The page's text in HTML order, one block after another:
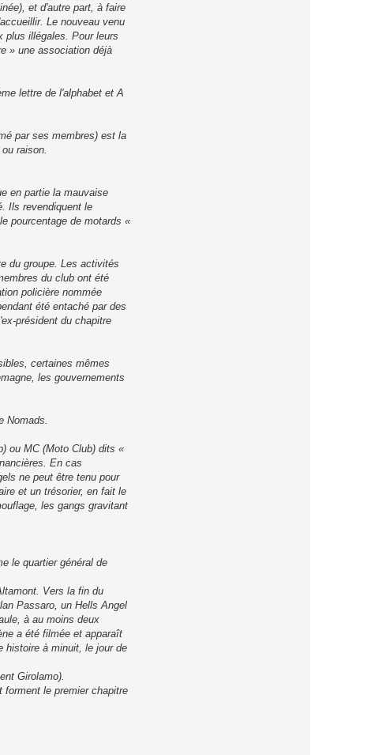
et d'autre part, à faire
Le nouveau venu
plus illégales. Pour leurs
» une association déjà
lettre de l'alphabet et A
par ses membres) est la
raison.
en partie la mauvaise
Ils revendiquent le
pourcentage de motards «
du groupe. Les activités
du club ont été
policière nommée
été entaché par des
président du chapitre
certaines mêmes
les gouvernements
Nomads.
ou MC (Moto Club) dits «
En cas
ne peut être tenu pour
et un trésorier, en fait le
les gangs gravitant
le quartier général de
Vers la fin du
Passaro, un Hells Angel
à au moins deux
a été filmée et apparaît
histoire à minuit, le jour de
Girolamo).
le premier chapitre